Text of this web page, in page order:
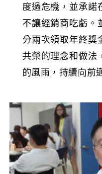
度過危機，並承諾
不讓經銷商吃虧。
分兩次領取年終獎
共榮的理念和做法
的風雨，持續向前